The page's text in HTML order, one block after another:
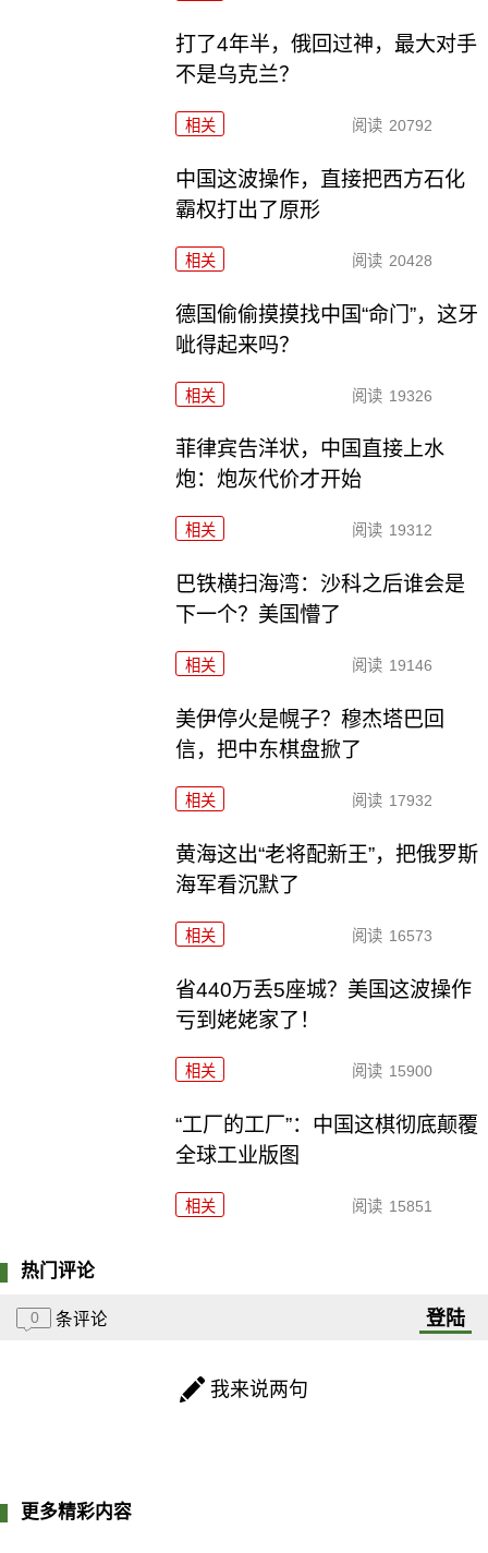
打了4年半，俄回过神，最大对手
不是乌克兰？
相关 阅读 20792
中国这波操作，直接把西方石化
霸权打出了原形
相关 阅读 20428
德国偷偷摸摸找中国“命门”，这牙
呲得起来吗？
相关 阅读 19326
菲律宾告洋状，中国直接上水
炮：炮灰代价才开始
相关 阅读 19312
巴铁横扫海湾：沙科之后谁会是
下一个？美国懵了
相关 阅读 19146
美伊停火是幌子？穆杰塔巴回
信，把中东棋盘掀了
相关 阅读 17932
黄海这出“老将配新王”，把俄罗斯
海军看沉默了
相关 阅读 16573
省440万丢5座城？美国这波操作
亏到姥姥家了！
相关 阅读 15900
“工厂的工厂”：中国这棋彻底颠覆
全球工业版图
相关 阅读 15851
热门评论
0 条评论 登陆
我来说两句
更多精彩内容